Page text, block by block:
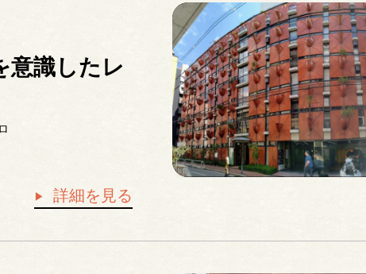
意識したレ
詳細を見る